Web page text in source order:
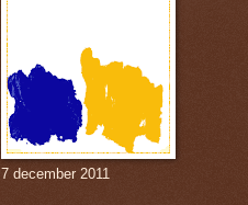
7 december 2011